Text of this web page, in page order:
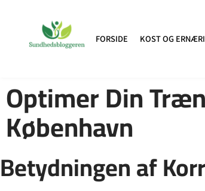
FORSIDE KOST OG
Optimer Din
København
Betydningen af